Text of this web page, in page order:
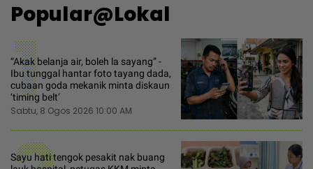
Popular@Lokal
1
“Akak belanja air, boleh la sayang” -
Ibu tunggal hantar foto tayang dada,
cubaan goda mekanik minta diskaun
‘timing belt’
Sabtu, 8 Ogos 2026 10:00 AM
Sayu hati tengok pesakit nak buang